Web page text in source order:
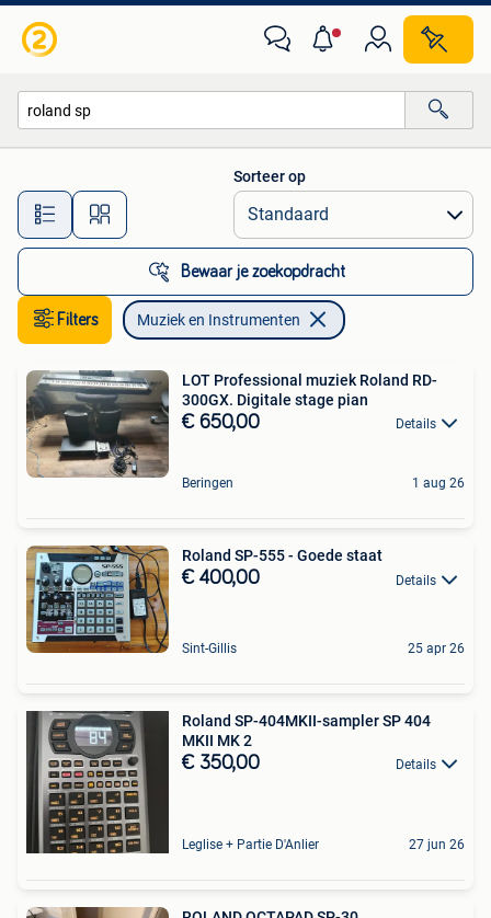
Alle afstanden…
Sorteer op
Bewaar je zoekopdracht
Filters Muziek en Instrumenten
LOT Professional muziek Roland RD-
300GX. Digitale stage pian
€ 650,00 Details
Beringen 1 aug 26
Roland SP-555 - Goede staat
€ 400,00 Details
Sint-Gillis 25 apr 26
Roland SP-404MKII-sampler SP 404
MKII MK 2
€ 350,00 Details
Leglise + Partie D'Anlier 27 jun 26